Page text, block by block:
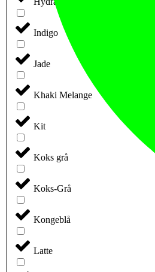
Indigo
Jade
Khaki Melange
Kit
Koks grå
Koks-Grå
Kongeblå
Latte